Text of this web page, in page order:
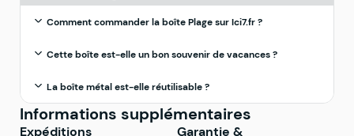
Comment commander la boîte Plage sur Ici7.fr ?
Cette boîte est-elle un bon souvenir de vacances ?
La boîte métal est-elle réutilisable ?
Informations supplémentaires
Expéditions Garantie &